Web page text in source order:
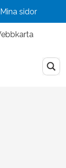
Mina sidor